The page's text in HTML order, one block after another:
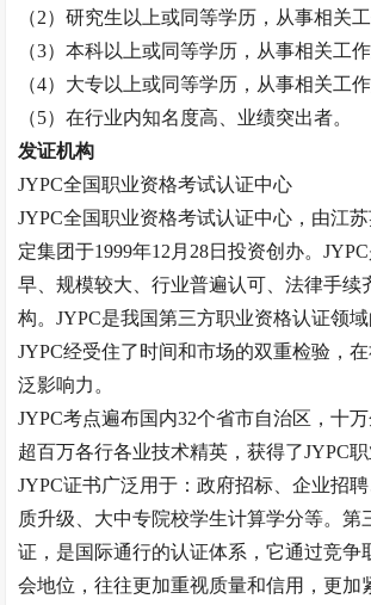
（2）研究生以上或同等学历，从事相关
（3）本科以上或同等学历，从事相关工作
（4）大专以上或同等学历，从事相关工作
（5）在行业内知名度高、业绩突出者。
发证机构
JYPC全国职业资格考试认证中心
JYPC全国职业资格考试认证中心，由江
定集团于1999年12月28日投资创办。
早、规模较大、行业普遍认可、法律手续
构。JYPC是我国第三方职业资格认证领域
JYPC经受住了时间和市场的双重检验，
泛影响力。
JYPC考点遍布国内32个省市自治区，十万
超百万各行各业技术精英，获得了JYPC职
JYPC证书广泛用于：政府招标、企业招
质升级、大中专院校学生计算学分等。第
证，是国际通行的认证体系，它通过竞争
会地位，往往更加重视质量和信用，更加